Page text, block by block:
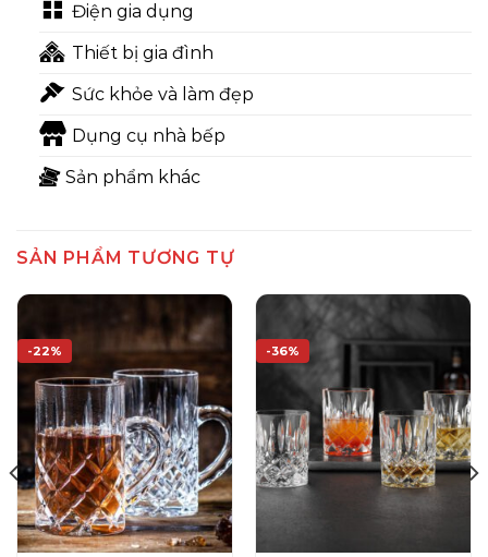
Điện gia dụng
Thiết bị gia đình
Sức khỏe và làm đẹp
Dụng cụ nhà bếp
Sản phẩm khác
SẢN PHẨM TƯƠNG TỰ
-22% -36%